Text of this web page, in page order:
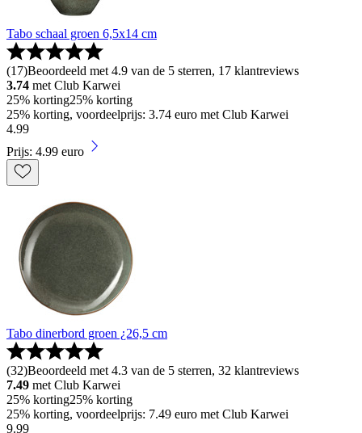
Tabo schaal groen 6,5x14 cm
(17)Beoordeeld met 4.9 van de 5 sterren, 17 klantreviews
3.74 met Club Karwei
25% korting25% korting
25% korting, voordeelprijs: 3.74 euro met Club Karwei
4.99
Prijs: 4.99 euro
Tabo dinerbord groen ¿26,5 cm
(32)Beoordeeld met 4.3 van de 5 sterren, 32 klantreviews
7.49 met Club Karwei
25% korting25% korting
25% korting, voordeelprijs: 7.49 euro met Club Karwei
9.99